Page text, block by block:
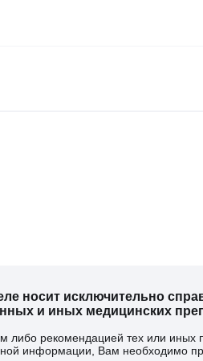
носит исключительно
и иных медицинских
либо рекомендацией тех или
информации, Вам необходимо